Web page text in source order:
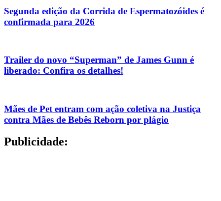
Segunda edição da Corrida de Espermatozóides é
confirmada para 2026
Trailer do novo “Superman” de James Gunn é
liberado: Confira os detalhes!
Mães de Pet entram com ação coletiva na Justiça
contra Mães de Bebês Reborn por plágio
Publicidade: